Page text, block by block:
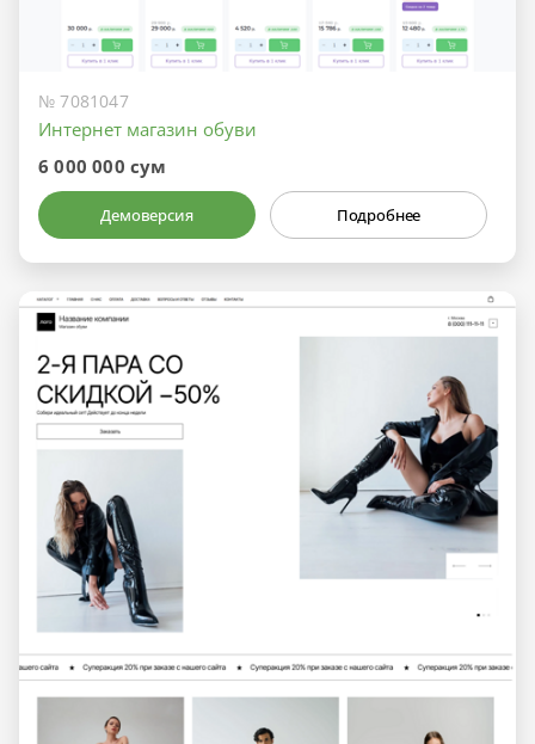
№ 7081047
Интернет магазин обуви
6 000 000 сум
Демоверсия Подробнее